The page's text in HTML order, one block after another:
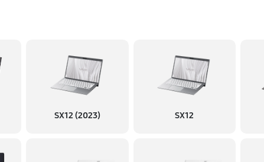
SX12 (2023) SX12